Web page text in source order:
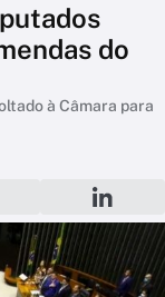
do
à Câmara para